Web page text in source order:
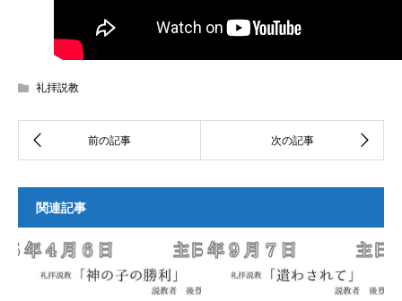
礼拝説教
関連記事